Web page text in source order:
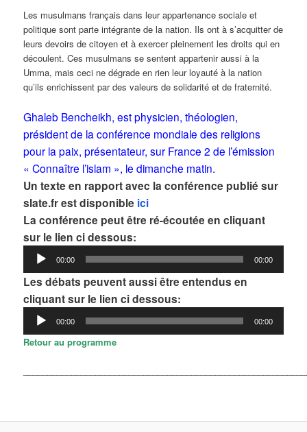
Les musulmans français dans leur appartenance sociale et
politique sont parte intégrante de la nation. Ils ont à s’acquitter de
leurs devoirs de citoyen et à exercer pleinement les droits qui en
découlent. Ces musulmans se sentent appartenir aussi à la
Umma, mais ceci ne dégrade en rien leur loyauté à la nation
qu’ils enrichissent par des valeurs de solidarité et de fraternité.
Ghaleb Bencheikh, est physicien, théologien,
président de la conférence mondiale des religions
pour la paix, présentateur, sur France 2 de l’émission
« Connaître l’islam », le dimanche matin.
Un texte en rapport avec la conférence publié sur
slate.fr est disponible ici
La conférence peut être ré-écoutée en cliquant
sur le lien ci dessous:
Lecteur
audio
00:00 00:00
Les débats peuvent aussi être entendus en
cliquant sur le lien ci dessous:
Lecteur
audio
00:00 00:00
Retour au programme